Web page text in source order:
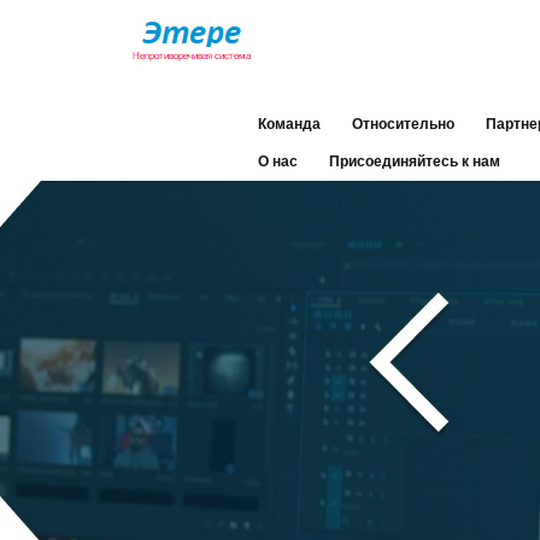
Команда Относительно
О нас Присоединяйтесь к нам